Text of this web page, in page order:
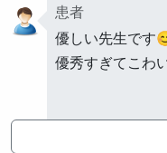
患者
優しい先生です
優秀すぎてこわい